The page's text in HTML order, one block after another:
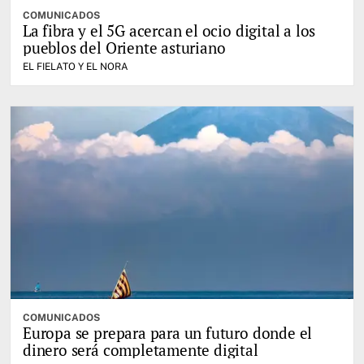
COMUNICADOS
La fibra y el 5G acercan el ocio digital a los
pueblos del Oriente asturiano
EL FIELATO Y EL NORA
COMUNICADOS
Europa se prepara para un futuro donde el
dinero será completamente digital